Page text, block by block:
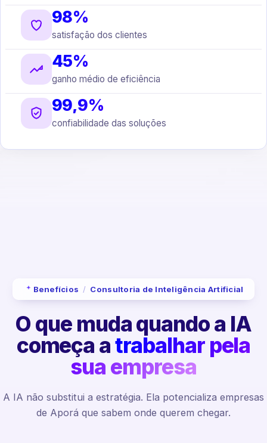
98%
satisfação dos clientes
45%
ganho médio de eficiência
99,9%
confiabilidade das soluções
Benefícios / Consultoria de Inteligência Artificial
O que muda quando a IA
começa atrabalhar pela
sua empresa
A IA não substitui a estratégia. Ela potencializa empresas
de Aporá que sabem onde querem chegar.